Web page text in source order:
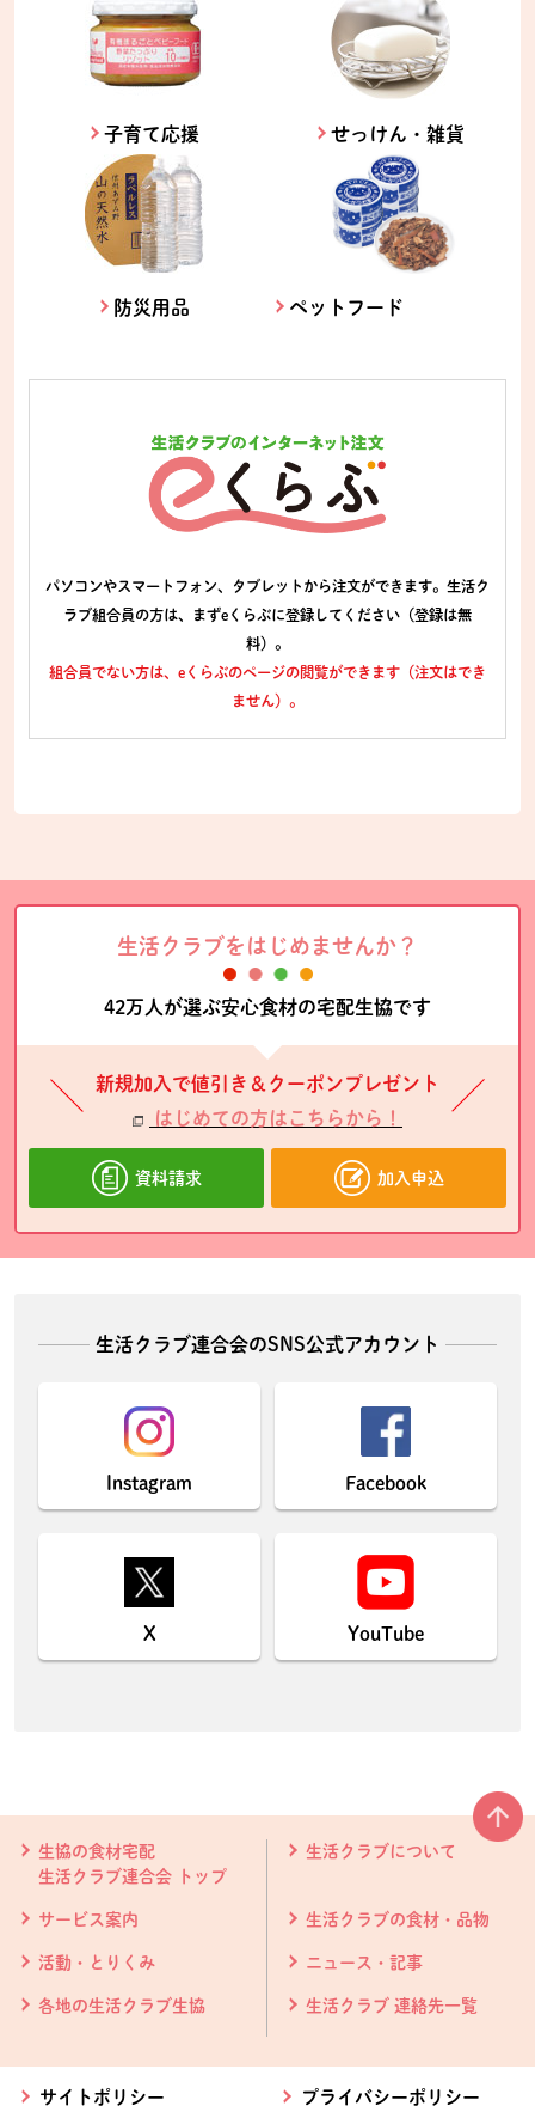
子育て応援 せっけん・雑貨
防災用品 ペットフード
パソコンやスマートフォン、タブレットから注文ができます。生活ク
ラブ組合員の方は、まずeくらぶに登録してください（登録は無
料）。
組合員でない方は、eくらぶのページの閲覧ができます（注文はでき
ません）。
生活クラブをはじめませんか？
42万人が選ぶ安心食材の宅配生協です
新規加入で値引き＆クーポンプレゼント
はじめての方はこちらから！
資料請求 加入申込
生活クラブ連合会のSNS公式アカウント
Instagram Facebook
X YouTube
生協の食材宅配
生活クラブ連合会 トップ
生活クラブについて
サービス案内 生活クラブの食材・品物
活動・とりくみ ニュース・記事
各地の生活クラブ生協 生活クラブ 連絡先一覧
サイトポリシー プライバシーポリシー